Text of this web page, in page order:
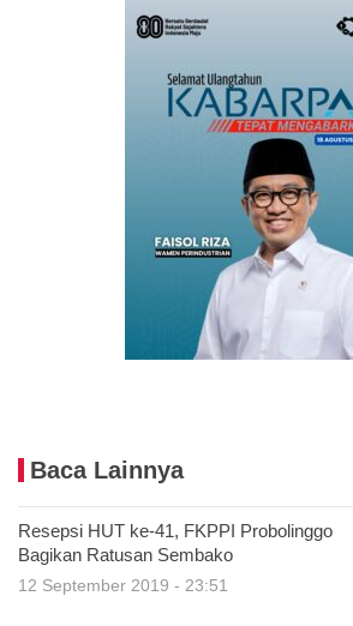
Baca Lainnya
Resepsi HUT ke-41, FKPPI Probolinggo
Bagikan Ratusan Sembako
12 September 2019 - 23:51